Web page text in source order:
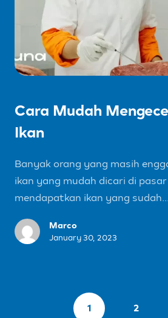
Cara Mudah
Ikan
Banyak orang yang masih
ikan yang mudah dicari di
mendapatkan ikan yang sudah...
Marco
January 30, 2023
1 2